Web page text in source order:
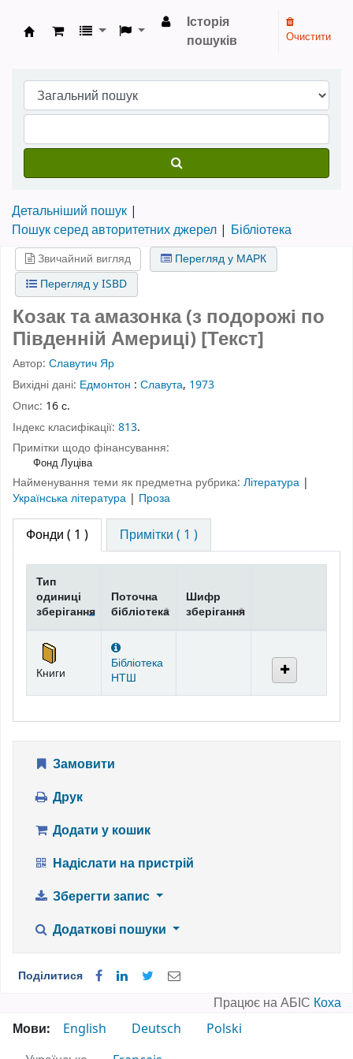
Бібліотека НТШ › Електронний каталог
Історія
пошуків
Очистити
Детальніший пошук
Пошук серед авторитетних джерел
Бібліотека
Звичайний вигляд
Перегляд у МАРК
Перегляд у ISBD
Козак та амазонка (з подорожі по
Південній Америці) [Текст]
Автор: Славутич Яр
Вихідні дані: Едмонтон : Славута, 1973
Опис: 16 с.
Індекс класифікації: 813.
Примітки щодо фінансування:
Фонд Луціва
Найменування теми як предметна рубрика: Література |
Українська література | Проза
Фонди ( 1 ) Примітки ( 1 )
Фонди
Тип
одиниці
зберігання
Поточна
бібліотека
Шифр
зберігання
Книги
Бібліотека
НТШ
Замовити
Друк
Додати у кошик
Надіслати на пристрій
Зберегти запис
Додаткові пошуки
Поділитися
Працює на АБІС Коха
Мови:
English Deutsch
Polski